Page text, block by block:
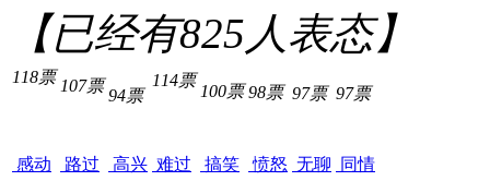
【已经有825人表态】
118票
感动
107票
路过
94票
高兴
114票
难过
100票
搞笑
98票
愤怒
97票
无聊
97票
同情